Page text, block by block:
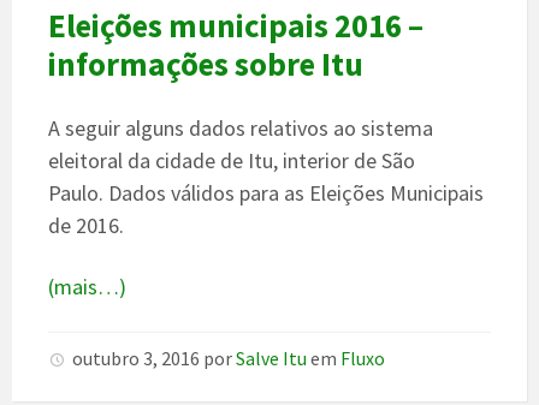
Eleições municipais 2016 –
informações sobre Itu
A seguir alguns dados relativos ao sistema
eleitoral da cidade de Itu, interior de São
Paulo. Dados válidos para as Eleições Municipais
de 2016.
(mais…)
outubro 3, 2016 porSalve Itu em Fluxo